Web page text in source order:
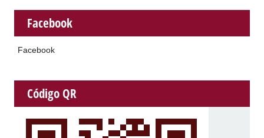
Facebook
Facebook
Código QR